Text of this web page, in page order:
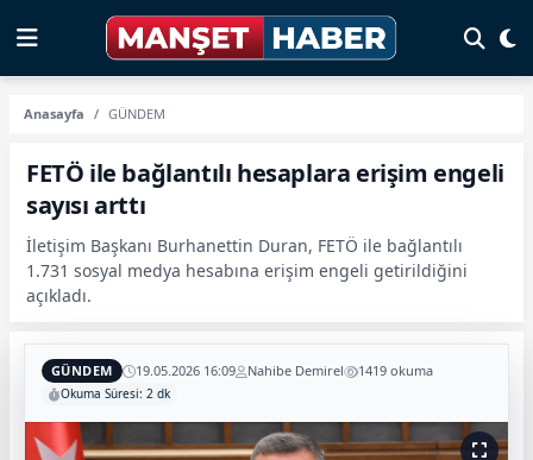
Anasayfa GÜNDEM
FETÖ ile bağlantılı hesaplara erişim engeli
sayısı arttı
İletişim Başkanı Burhanettin Duran, FETÖ ile bağlantılı
1.731 sosyal medya hesabına erişim engeli getirildiğini
açıkladı.
GÜNDEM 19.05.2026 16:09 Nahibe Demirel 1419 okuma
Okuma Süresi: 2 dk